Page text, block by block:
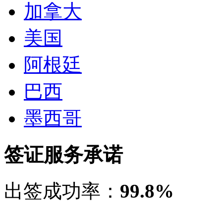
加拿大
美国
阿根廷
巴西
墨西哥
签证服务承诺
出签成功率： 99.8%